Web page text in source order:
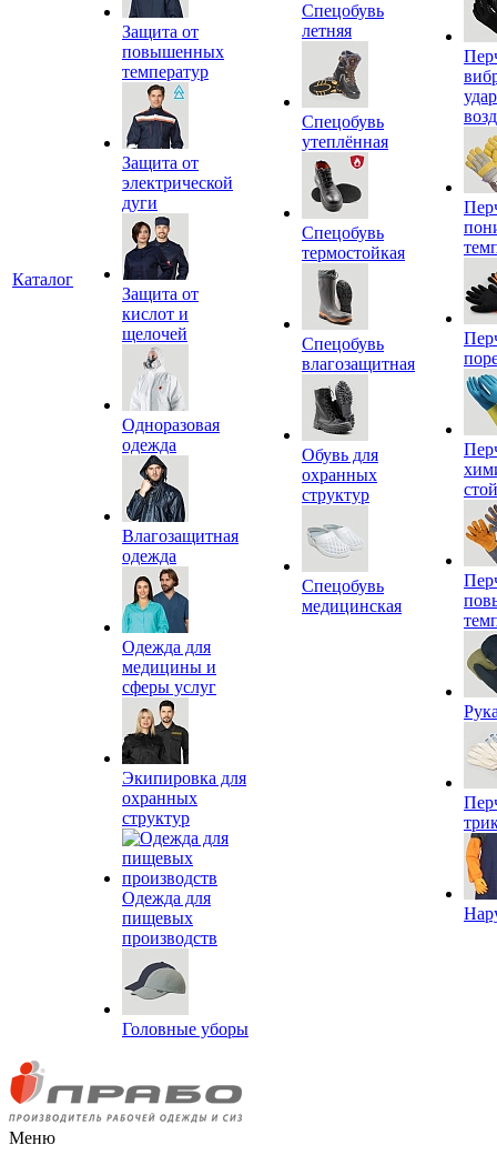
Каталог
Защита от
повышенных
температур
Защита от
электрической
дуги
Защита от
кислот и
щелочей
Одноразовая
одежда
Влагозащитная
одежда
Одежда для
медицины и
сферы услуг
Экипировка для
охранных
структур
Одежда для
пищевых
производств
Головные уборы
Спецобувь
летняя
Спецобувь
утеплённая
Спецобувь
термостойкая
Спецобувь
влагозащитная
Обувь для
охранных
структур
Спецобувь
медицинская
Меню